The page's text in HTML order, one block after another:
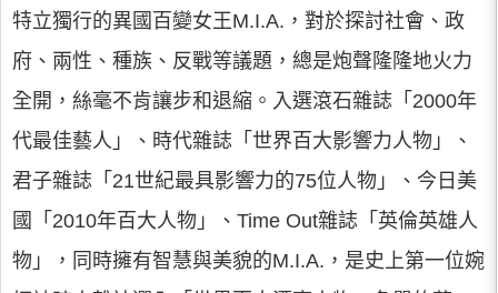
特立獨行的異國百變女王M.I.A.，對於探討社會、政
府、兩性、種族、反戰等議題，總是炮聲隆隆地火力
全開，絲毫不肯讓步和退縮。入選滾石雜誌「2000年
代最佳藝人」、時代雜誌「世界百大影響力人物」、
君子雜誌「21世紀最具影響力的75位人物」、今日美
國「2010年百大人物」、Time Out雜誌「英倫英雄人
物」，同時擁有智慧與美貌的M.I.A.，是史上第一位婉